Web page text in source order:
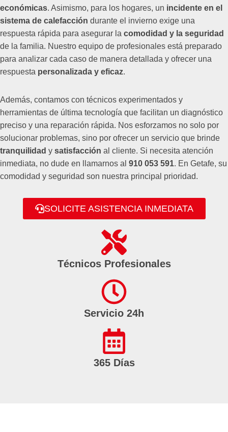
económicas. Asimismo, para los hogares, un incidente en el
sistema de calefacción durante el invierno exige una
respuesta rápida para asegurar la comodidad y la seguridad
de la familia. Nuestro equipo de profesionales está preparado
para analizar cada caso de manera detallada y ofrecer una
respuesta personalizada y eficaz.
Además, contamos con técnicos experimentados y
herramientas de última tecnología que facilitan un diagnóstico
preciso y una reparación rápida. Nos esforzamos no solo por
solucionar problemas, sino por ofrecer un servicio que brinde
tranquilidad y satisfacción al cliente. Si necesita atención
inmediata, no dude en llamarnos al 910 053 591. En Getafe, su
comodidad y seguridad son nuestra principal prioridad.
SOLICITE ASISTENCIA INMEDIATA
Técnicos Profesionales
Servicio 24h
365 Días